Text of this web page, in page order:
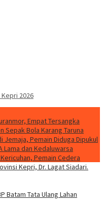
2026
Empat Tersangka
Sepak Bola Karang Taruna
Jemaja, Pemain Diduga Dipukul
Lama dan Kedaluwarsa
Pemain Cedera
Batam Tata Ulang Lahan